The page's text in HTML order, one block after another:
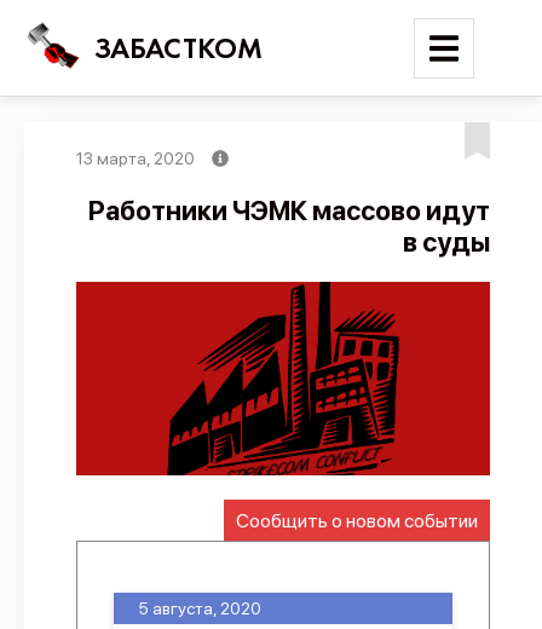
ЗАБАСТКОМ
Новости
Карта событий
Трудовые конфликты
Отчеты
Предложить публикацию
API
Политика конфиденциальности
13 марта, 2020
Работники ЧЭМК массово идут
в суды
Сообщить о новом событии
5 августа, 2020